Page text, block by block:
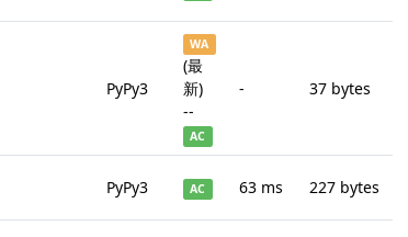
PyPy3
WA
(最
新)
--
AC
- 37 bytes
PyPy3 AC 63 ms 227 bytes